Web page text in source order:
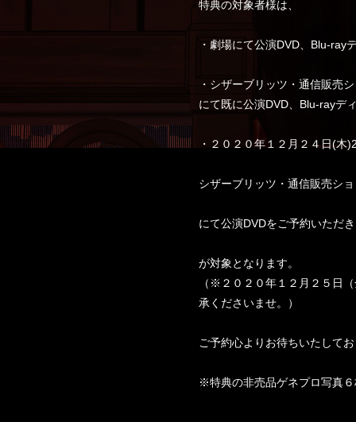
特典の対象者様は、
・劇場にて公演DVD、Blu-ray
・シザーブリッツ・通信販売
にて既に公演DVD、Blu-rayデ
・２０２０年１２月２４日(木
シザーブリッツ・通信販売シ
にて公演DVDをご予約いただ
が対象となります。
（※２０２０年１２月２５日
承くださいませ。）
ご予約心よりお待ちいたして
※特典の非売品ゲネプロ写真